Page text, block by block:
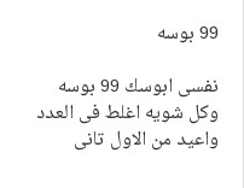
99 بوسه
نفسى ابوسك 99 بوسه
وكل شويه اغلط فى العدد
واعيد من الاول تانى